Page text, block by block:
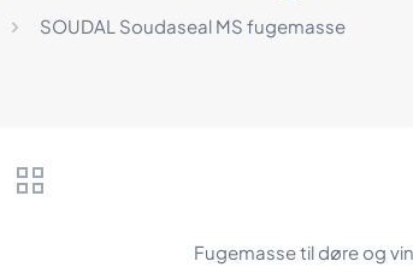
SOUDAL Soudaseal MS fugemasse
Fugemasse til døre og